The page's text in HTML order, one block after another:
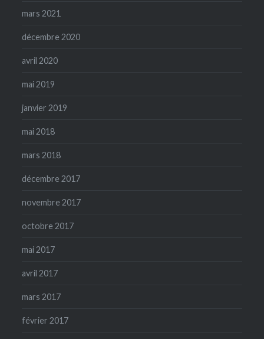
mars 2021
décembre 2020
avril 2020
mai 2019
janvier 2019
mai 2018
mars 2018
décembre 2017
novembre 2017
octobre 2017
mai 2017
avril 2017
mars 2017
février 2017